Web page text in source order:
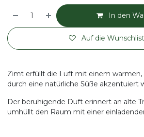
In den
Auf die
Zimt erfüllt die Luft mit einem
durch eine natürliche Süße akzentuiert
Der beruhigende Duft erinnert an alte
umhüllt den Raum mit einer